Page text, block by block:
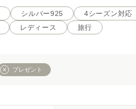
シルバー925 4シーズン対応
レディース 旅行
プレゼント